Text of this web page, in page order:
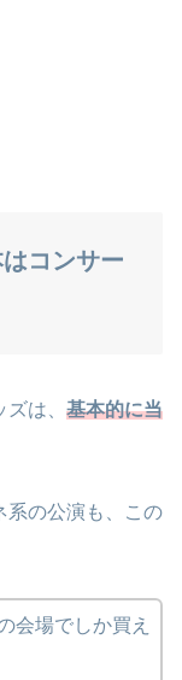
コンサー
は、 基本的に当
系の公演も、この
会場でしか買え